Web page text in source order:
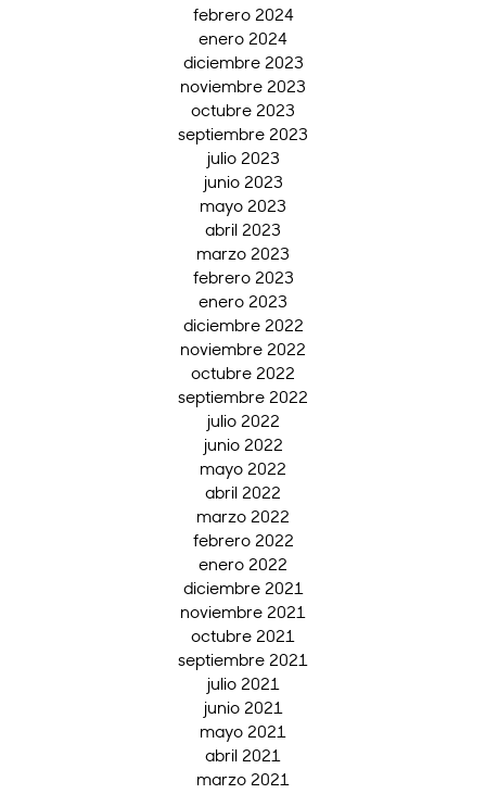
febrero 2024
enero 2024
diciembre 2023
noviembre 2023
octubre 2023
septiembre 2023
julio 2023
junio 2023
mayo 2023
abril 2023
marzo 2023
febrero 2023
enero 2023
diciembre 2022
noviembre 2022
octubre 2022
septiembre 2022
julio 2022
junio 2022
mayo 2022
abril 2022
marzo 2022
febrero 2022
enero 2022
diciembre 2021
noviembre 2021
octubre 2021
septiembre 2021
julio 2021
junio 2021
mayo 2021
abril 2021
marzo 2021